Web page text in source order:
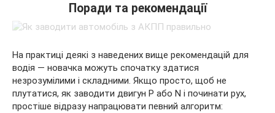
Поради та рекомендації
На практиці деякі з наведених вище рекомендацій для
водія — новачка можуть спочатку здатися
незрозумілими і складними. Якщо просто, щоб не
плутатися, як заводити двигун P або N і починати рух,
простіше відразу напрацювати певний алгоритм: